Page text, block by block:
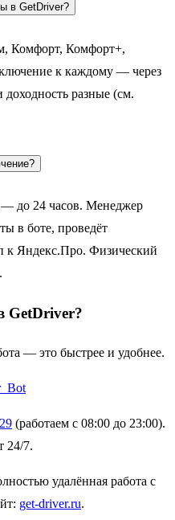
в GetDriver?
Комфорт, Комфорт+,
к каждому — через
разные (см.
до 24 часов. Менеджер
в боте, проведёт
к Яндекс.Про. Физический
GetDriver?
— это быстрее и удобнее.
(работаем с 08:00 до 23:00).
24/7.
удалённая работа с
get-driver.ru.